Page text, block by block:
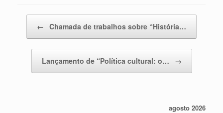
← Chamada de trabalhos sobre “História…
Lançamento de “Política cultural: o… →
agosto 2026